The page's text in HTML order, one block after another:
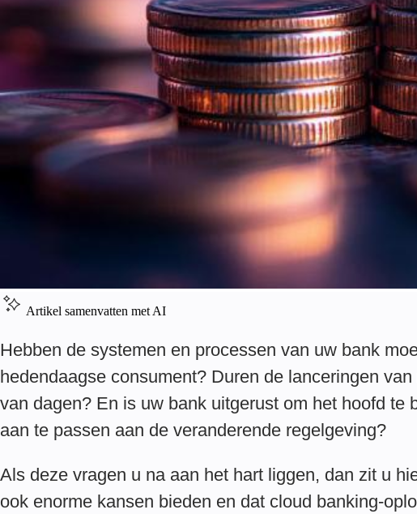
Artikel samenvatten met AI
Hebben de systemen en processen van uw bank
hedendaagse consument? Duren de lanceringen
van dagen? En is uw bank uitgerust om het hoofd
aan te passen aan de veranderende regelgeving?
Als deze vragen u na aan het hart liggen, dan zit u
ook enorme kansen bieden en dat cloud banking-